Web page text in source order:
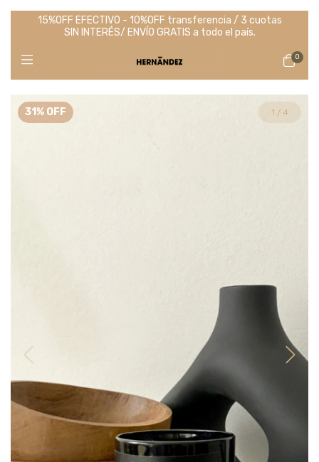
15%OFF EFECTIVO - 10%OFF transferencia / 3 cuotas
SIN INTERÉS/ ENVÍO GRATIS a todo el país.
0
31 % OFF 1 / 4